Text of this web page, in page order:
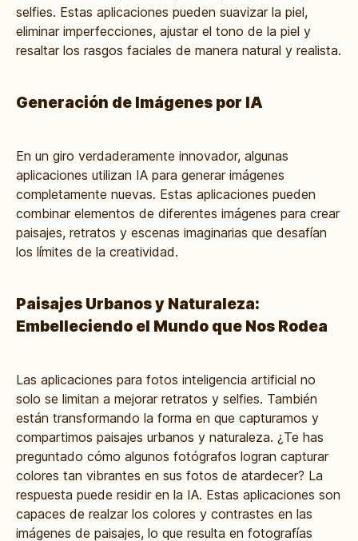
selfies. Estas aplicaciones pueden suavizar la piel,
eliminar imperfecciones, ajustar el tono de la piel y
resaltar los rasgos faciales de manera natural y realista.
Generación de Imágenes por IA
En un giro verdaderamente innovador, algunas
aplicaciones utilizan IA para generar imágenes
completamente nuevas. Estas aplicaciones pueden
combinar elementos de diferentes imágenes para crear
paisajes, retratos y escenas imaginarias que desafían
los límites de la creatividad.
Paisajes Urbanos y Naturaleza:
Embelleciendo el Mundo que Nos Rodea
Las aplicaciones para fotos inteligencia artificial no
solo se limitan a mejorar retratos y selfies. También
están transformando la forma en que capturamos y
compartimos paisajes urbanos y naturaleza. ¿Te has
preguntado cómo algunos fotógrafos logran capturar
colores tan vibrantes en sus fotos de atardecer? La
respuesta puede residir en la IA. Estas aplicaciones son
capaces de realzar los colores y contrastes en las
imágenes de paisajes, lo que resulta en fotografías